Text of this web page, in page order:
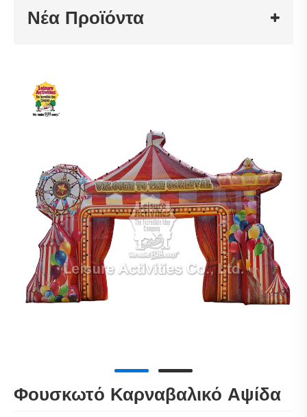
Νέα Προϊόντα
Φουσκωτό Καρναβαλικό Αψίδα